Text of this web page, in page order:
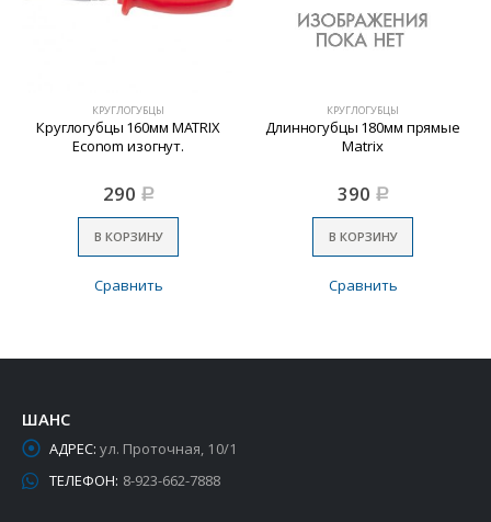
КРУГЛОГУБЦЫ
Круглогубцы 160мм MATRIX
Econom изогнут.
290 Р
В КОРЗИНУ
Сравнить
КРУГЛОГУБЦЫ
Длинногубцы 180мм прямые
Matrix
390 Р
В КОРЗИНУ
Сравнить
ШАНС
АДРЕС: ул. Проточная, 10/1
ТЕЛЕФОН: 8-923-662-7888